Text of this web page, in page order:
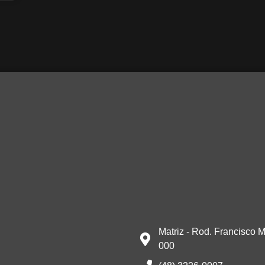
Matriz - Rod. Francisco
000